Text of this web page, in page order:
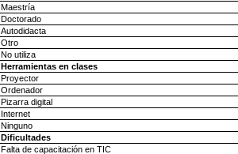
Maestría
Doctorado
Autodidacta
Otro
No utiliza
Herramientas en clases
Proyector
Ordenador
Pizarra digital
Internet
Ninguno
Dificultades
Falta de capacitación en TIC